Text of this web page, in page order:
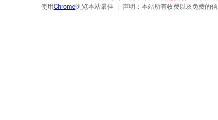
使用Chrome浏览本站最佳 | 声明：本站所有收费以及免费的